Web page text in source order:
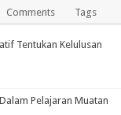
Comments Tags
Tentukan Kelulusan
Pelajaran Muatan